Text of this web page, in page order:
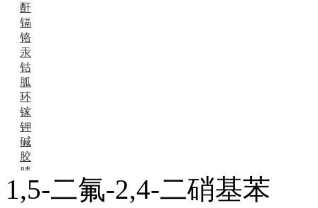
酐
镉
铬
汞
钴
胍
环
镓
钾
碱
胶
腈
精
肼
1,5-二氟-2,4-二硝基苯